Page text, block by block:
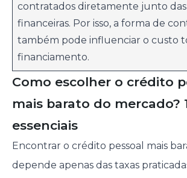
contratados diretamente junto
financeiras. Por isso, a forma de
também pode influenciar o custo
financiamento.
Como escolher o crédito
mais barato do mercado?
essenciais
Encontrar o crédito pessoal mais
depende apenas das taxas